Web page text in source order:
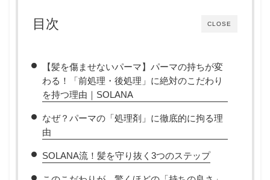
CLOSE
目次
​【髪を傷ませないパーマ】パーマの持ちが変
わる！「前処理・後処理」に絶対のこだわり
を持つ理由｜SOLANA
なぜ？パーマの「処理剤」に徹底的に拘る理
由
SOLANA流！髪を守り抜く3つのステップ